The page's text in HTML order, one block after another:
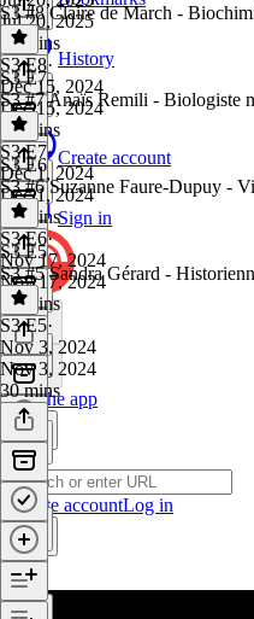
History
Create account
Sign in
Get the app
Create accountLog in
Jul 20, 2025
43 mins
S3 #8 Claire de March -
S3 E8·
Dec 15, 2024
Dec 15, 2024
41 mins
S3 E7
S3 #7 Anaïs Remili - Biologiste
S3 E7·
Dec 1, 2024
Dec 1, 2024
53 mins
S3 E6
S3 #6 Suzanne Faure-Dupuy -
S3 E6·
Nov 17, 2024
Nov 17, 2024
43 mins
S3 E5
S3 #5 Sandra Gérard -
S3 E5·
Nov 3, 2024
Nov 3, 2024
30 mins